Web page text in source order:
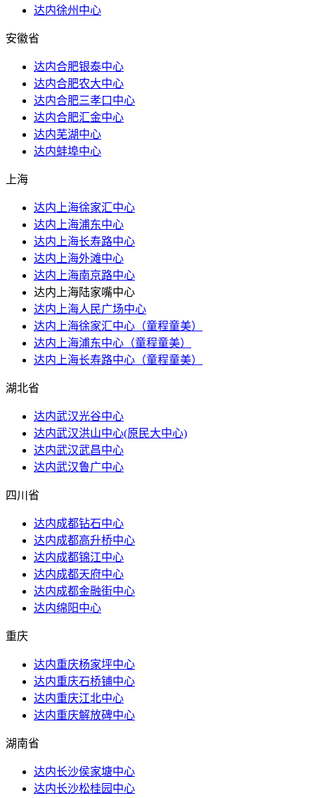
达内徐州中心
安徽省
达内合肥银泰中心
达内合肥农大中心
达内合肥三孝口中心
达内合肥汇金中心
达内芜湖中心
达内蚌埠中心
上海
达内上海徐家汇中心
达内上海浦东中心
达内上海长寿路中心
达内上海外滩中心
达内上海南京路中心
达内上海陆家嘴中心
达内上海人民广场中心
达内上海徐家汇中心（童程童美）
达内上海浦东中心（童程童美）
达内上海长寿路中心（童程童美）
湖北省
达内武汉光谷中心
达内武汉洪山​中心(原民大中心)
达内武汉武昌中心
达内武汉鲁广中心
四川省
达内成都钻石中心
达内成都高升桥中心
达内成都锦江中心
达内成都天府中心
达内成都金融街中心
达内绵阳中心
重庆
达内重庆杨家坪中心
达内重庆石桥铺中心
达内重庆江北中心
达内重庆解放碑中心
湖南省
达内长沙侯家塘中心
达内长沙松桂园中心